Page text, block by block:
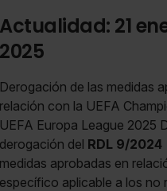
Actualidad: 21
2025
Derogación de las medidas
relación con la UEFA
UEFA Europa League 2025
derogación del RDL 9/2024
medidas aprobadas en
específico aplicable a los no